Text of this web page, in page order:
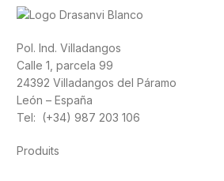
Pol. Ind. Villadangos
Calle 1, parcela 99
24392 Villadangos del Páramo
León – España
Tel: (+34) 987 203 106
Produits